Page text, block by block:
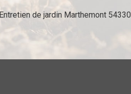
Entretien de jardin Marthemont 54330